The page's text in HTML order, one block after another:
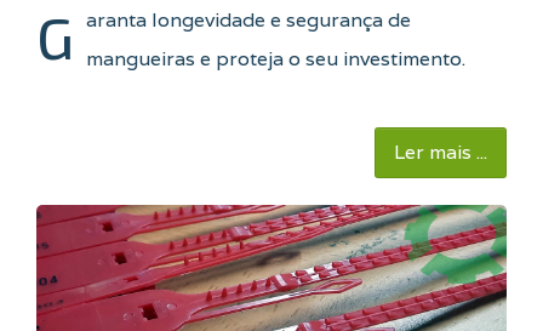
G
aranta longevidade e segurança de
mangueiras e proteja o seu investimento.
Ler mais ...